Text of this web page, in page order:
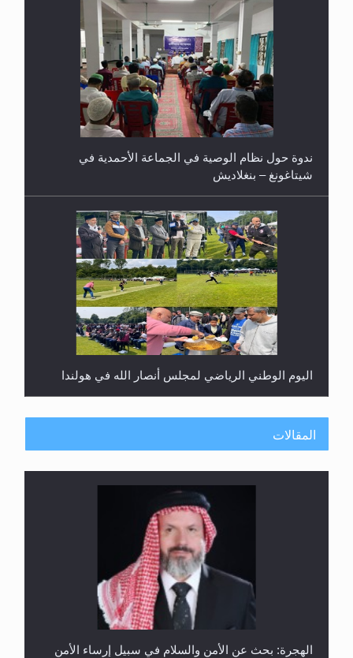
ندوة حول نظام الوصية في الجماعة الأحمدية في
شيتاغونغ – بنغلاديش
اليوم الوطني الرياضي لمجلس أنصار الله في هولندا
إتمام حفظ القرآن الكريم لثلاثة طلاب من مدرسة الحفظ
المقالات
الهجرة: بحث عن الأمن والسلام في سبيل إرساء الأمن
والسلام...